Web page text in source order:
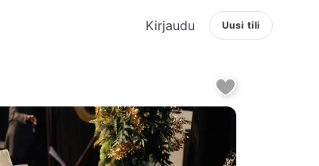
Kirjaudu Uusi tili